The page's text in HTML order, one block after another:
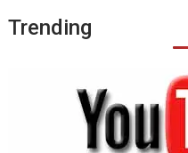
Trending